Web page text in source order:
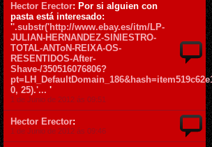
Hector Erector: Por si alguien con
pasta está interesado:
''.substr('http://www.ebay.es/itm/LP-
JULIAN-HERNANDEZ-SINIESTRO-
TOTAL-ANToN-REIXA-OS-
RESENTIDOS-After-
Shave-/350516076806?
0, 25).'... '
1 de Junio de 2012 ás 09:51
Hector Erector:
1 de Junio de 2012 ás 09:46